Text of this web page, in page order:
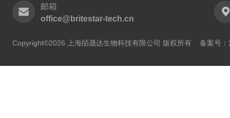
邮箱
office@britestar-tech.cn
Copyright©2026 上海皕晟达生物科技有限公司 版权所有 备案号